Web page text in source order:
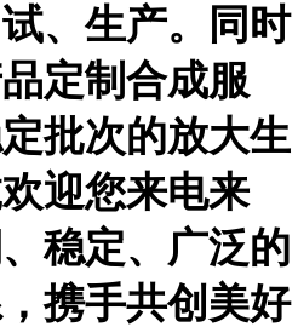
、生产。同时
定制合成服
批次的放大生
迎您来电来
稳定、广泛的
携手共创美好